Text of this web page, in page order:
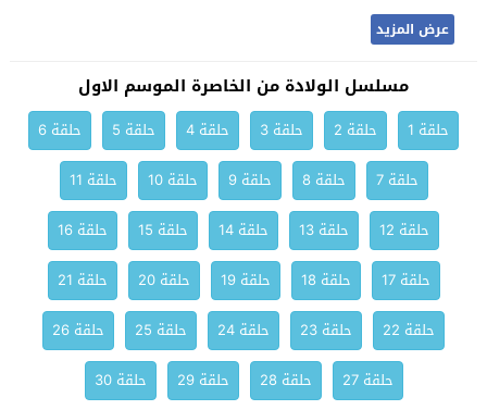
عرض المزيد
مسلسل الولادة من الخاصرة الموسم الاول
حلقة 1 حلقة 2 حلقة 3 حلقة 4 حلقة 5
حلقة 6
حلقة 7
حلقة 8 حلقة 9 حلقة 10
حلقة 11
حلقة 12
حلقة 13 حلقة 14 حلقة 15
حلقة 16
حلقة 17
حلقة 18 حلقة 19 حلقة 20
حلقة 21
حلقة 22
حلقة 23 حلقة 24 حلقة 25
حلقة 26
حلقة 27
حلقة 28 حلقة 29 حلقة 30